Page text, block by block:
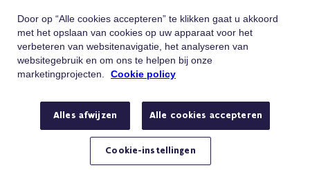
Hulp Nodig
Vindt u niet wat u zoekt? Contacteer ons
Van maandag tot vrijdag tussen 9u en 19u
Stuur ons een e-mail
Hebt u een vraag of klacht?
Door op “Alle cookies accepteren” te klikken gaat u akkoord
met het opslaan van cookies op uw apparaat voor het
verbeteren van websitenavigatie, het analyseren van
websitegebruik en om ons te helpen bij onze
marketingprojecten.
Cookie policy
Alles afwijzen Alle cookies accepteren
Cookie-instellingen